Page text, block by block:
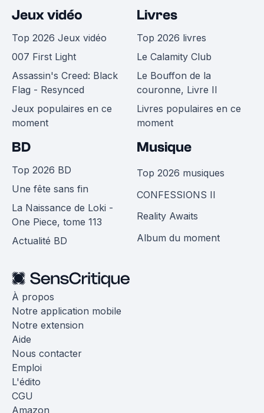
Jeux vidéo
Top 2026 Jeux vidéo
007 First Light
Assassin's Creed: Black
Flag - Resynced
Jeux populaires en ce
moment
Livres
Top 2026 livres
Le Calamity Club
Le Bouffon de la
couronne, Livre II
Livres populaires en ce
moment
BD
Top 2026 BD
Une fête sans fin
La Naissance de Loki -
One Piece, tome 113
Actualité BD
Musique
Top 2026 musiques
CONFESSIONS II
Reality Awaits
Album du moment
À propos
Notre application mobile
Notre extension
Aide
Nous contacter
Emploi
L'édito
CGU
Amazon